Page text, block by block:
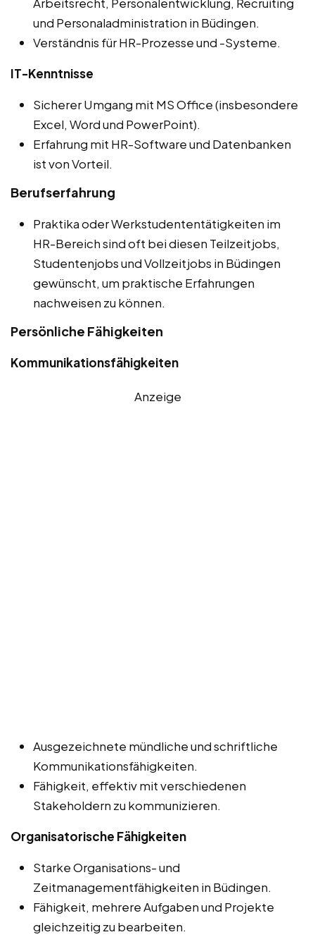
und Personaladministration in Büdingen.
Verständnis für HR-Prozesse und -Systeme.
IT-Kenntnisse
Sicherer Umgang mit MS Office (insbesondere
Excel, Word und PowerPoint).
Erfahrung mit HR-Software und Datenbanken
ist von Vorteil.
Berufserfahrung
Praktika oder Werkstudententätigkeiten im
HR-Bereich sind oft bei diesen Teilzeitjobs,
Studentenjobs und Vollzeitjobs in Büdingen
gewünscht, um praktische Erfahrungen
nachweisen zu können.
Persönliche Fähigkeiten
Kommunikationsfähigkeiten
Anzeige
Ausgezeichnete mündliche und schriftliche
Kommunikationsfähigkeiten.
Fähigkeit, effektiv mit verschiedenen
Stakeholdern zu kommunizieren.
Organisatorische Fähigkeiten
Starke Organisations- und
Zeitmanagementfähigkeiten in Büdingen.
Fähigkeit, mehrere Aufgaben und Projekte
gleichzeitig zu bearbeiten.